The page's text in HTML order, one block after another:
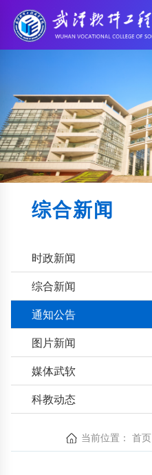
综合新闻
时政新闻
综合新闻
通知公告
图片新闻
媒体武软
科教动态
当前位置： 首页